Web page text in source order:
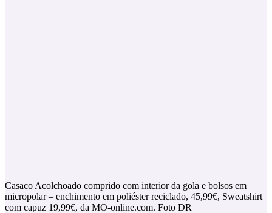
Casaco Acolchoado comprido com interior da gola e bolsos em
micropolar – enchimento em poliéster reciclado, 45,99€, Sweatshirt
com capuz 19,99€, da MO-online.com. Foto DR